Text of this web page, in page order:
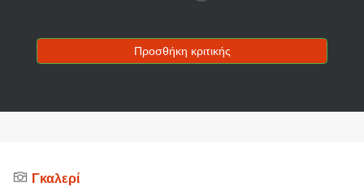
Προσθήκη κριτικής
Γκαλερί